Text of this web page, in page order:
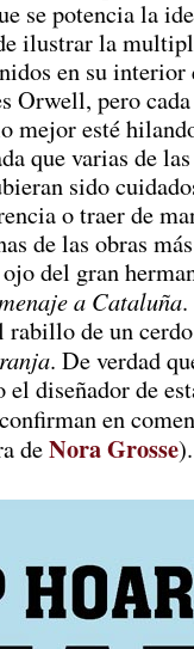
se potencia la
ilustrar la
en su interior
Orwell, pero
mejor esté
que varias de
sido
o traer de
de las obras
del gran
a Cataluña
rabillo de un
. De verdad
diseñador de
en
deNora Grosse).